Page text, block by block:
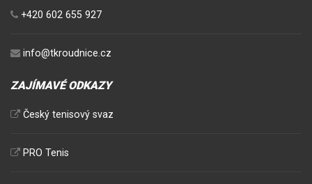
+420 602 655 927
info@tkroudnice.cz
ZAJÍMAVÉ ODKAZY
Český tenisový svaz
PRO Tenis